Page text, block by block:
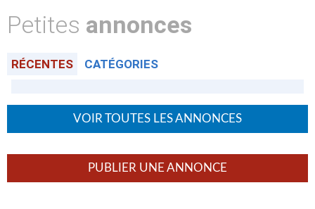
Petites annonces
RÉCENTES CATÉGORIES
VOIR TOUTES LES ANNONCES
PUBLIER UNE ANNONCE